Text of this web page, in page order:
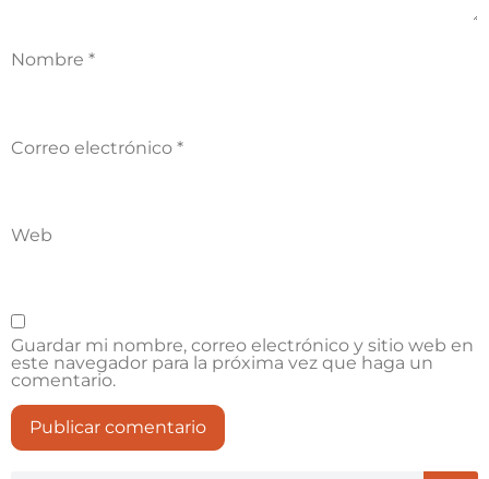
Nombre *
Correo electrónico *
Web
Guardar mi nombre, correo electrónico y sitio web en
este navegador para la próxima vez que haga un
comentario.